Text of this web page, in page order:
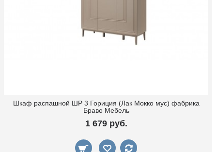
Шкаф распашной ШР 3 Гориция (Лак Мокко мус) фабрика
Браво Мебель
1 679 руб.